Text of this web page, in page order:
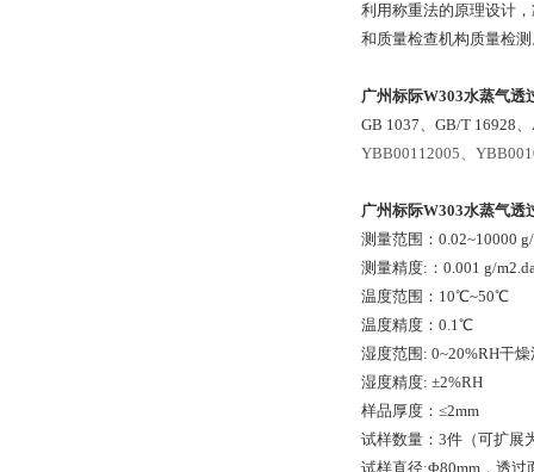
利用称重法的原理设计
和质量检查机构质量检
广州标际W303水蒸气透
GB 1037、GB/T 16928
YBB00112005、
广州标际W303水蒸气透
测量范围：0.02~10000
测量精度:：0.001 g/
温度范围：10℃~50℃
温度精度：0.1℃
湿度范围: 0~20%RH干
湿度精度: ±2%RH
样品厚度：≤2mm
试样数量：3件（可扩展
试样直径:Φ80mm，透过